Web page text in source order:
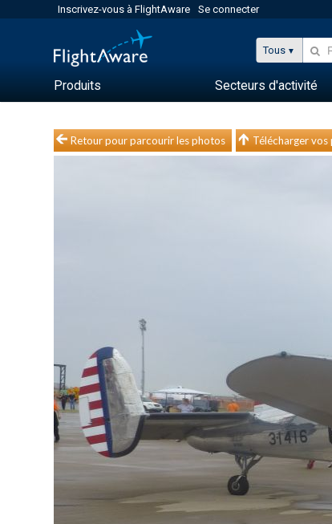
Inscrivez-vous à FlightAware Se connecter
Tous
Produits Secteurs d'activité
Retour pour parcourir les photos Télécharger vos